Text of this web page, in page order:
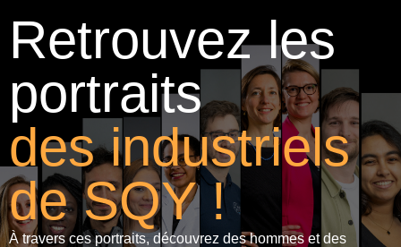
Retrouvez les
portraits
des industriels
de SQY !
À travers ces portraits, découvrez des hommes et des